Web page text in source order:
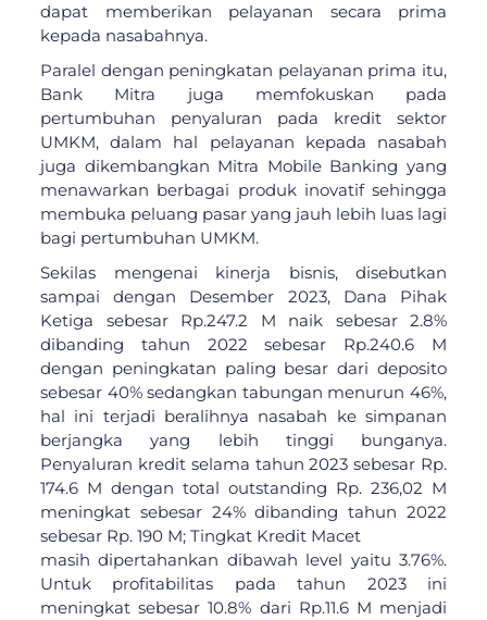
dapat memberikan pelayanan secara prima
kepada nasabahnya.
Paralel dengan peningkatan pelayanan prima itu,
Bank Mitra juga memfokuskan pada
pertumbuhan penyaluran pada kredit sektor
UMKM, dalam hal pelayanan kepada nasabah
juga dikembangkan Mitra Mobile Banking yang
menawarkan berbagai produk inovatif sehingga
membuka peluang pasar yang jauh lebih luas lagi
bagi pertumbuhan UMKM.
Sekilas mengenai kinerja bisnis, disebutkan
sampai dengan Desember 2023, Dana Pihak
Ketiga sebesar Rp.247.2 M naik sebesar 2.8%
dibanding tahun 2022 sebesar Rp.240.6 M
dengan peningkatan paling besar dari deposito
sebesar 40% sedangkan tabungan menurun 46%,
hal ini terjadi beralihnya nasabah ke simpanan
berjangka yang lebih tinggi bunganya.
Penyaluran kredit selama tahun 2023 sebesar Rp.
174.6 M dengan total outstanding Rp. 236,02 M
meningkat sebesar 24% dibanding tahun 2022
sebesar Rp. 190 M; Tingkat Kredit Macet
masih dipertahankan dibawah level yaitu 3.76%.
Untuk profitabilitas pada tahun 2023 ini
meningkat sebesar 10.8% dari Rp.11.6 M menjadi